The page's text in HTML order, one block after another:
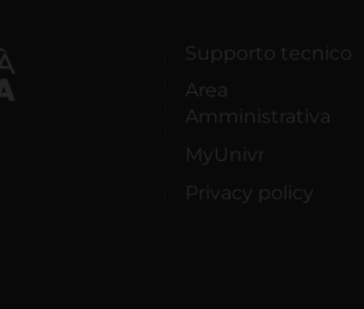
Supporto tecnico
Area
Amministrativa
MyUnivr
Privacy policy